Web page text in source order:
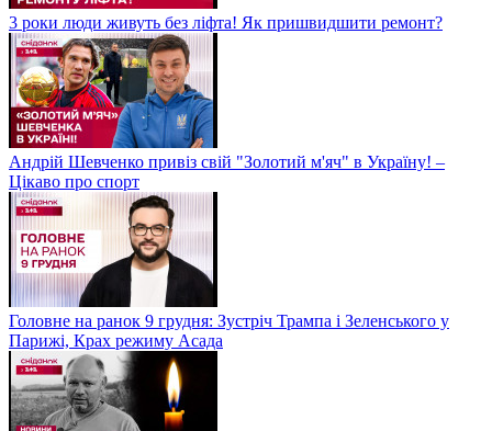
3 роки люди живуть без ліфта! Як пришвидшити ремонт?
Андрій Шевченко привіз свій "Золотий м'яч" в Україну! –
Цікаво про спорт
Головне на ранок 9 грудня: Зустріч Трампа і Зеленського у
Парижі, Крах режиму Асада